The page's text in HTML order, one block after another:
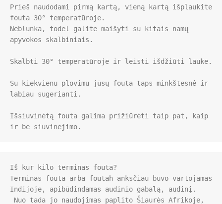
Prieš naudodami pirmą kartą, vieną kartą išplaukite
fouta 30° temperatūroje.
Neblunka, todėl galite maišyti su kitais namų
apyvokos skalbiniais.
Skalbti 30° temperatūroje ir leisti išdžiūti lauke.
Su kiekvienu plovimu jūsų fouta taps minkštesnė ir
labiau sugerianti.
Išsiuvinėtą fouta galima prižiūrėti taip pat, kaip
ir be siuvinėjimo.
Iš kur kilo terminas fouta?
Terminas fouta arba foutah anksčiau buvo vartojamas
Indijoje, apibūdindamas audinio gabalą, audinį.